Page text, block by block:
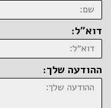
דוא״ל:
ההודעה שלך: